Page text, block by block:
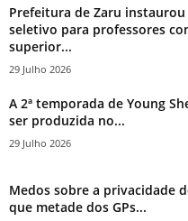
Prefeitura de Zaru instaurou
seletivo para professores
superior...
29 Julho 2026
A 2ª temporada de Young
ser produzida no...
29 Julho 2026
Medos sobre a privacidade
que metade dos GPs...